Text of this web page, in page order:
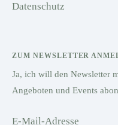
Datenschutz
ZUM NEWSLETTER
Ja, ich will den Newsletter
Angeboten und Events
E-Mail-Adresse